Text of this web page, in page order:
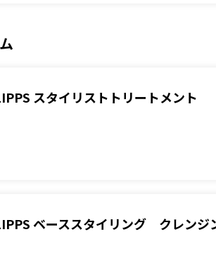
スタイリストトリートメント
ベーススタイリング クレンジ